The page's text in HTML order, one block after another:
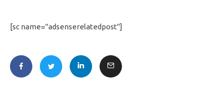
[sc name="adsenserelatedpost"]